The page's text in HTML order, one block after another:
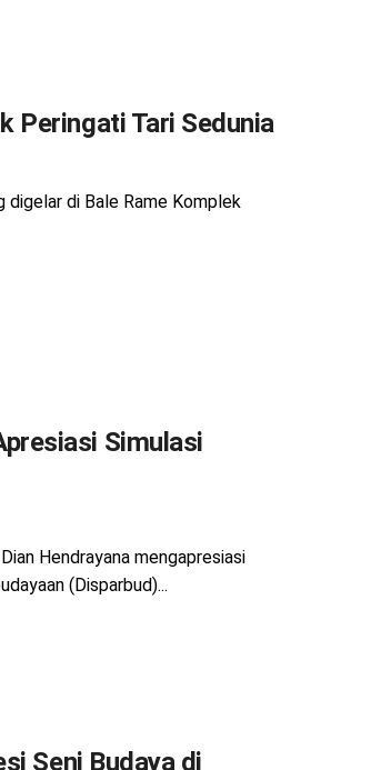
Peringati Tari Sedunia
digelar di Bale Rame Komplek
Simulasi
Hendrayana mengapresiasi
(Disparbud)...
Seni Budaya di